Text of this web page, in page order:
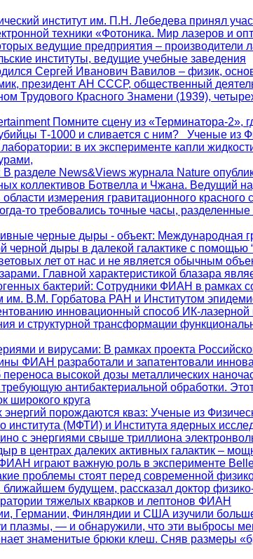
институт им. П.Н. Лебедева принял
техники «Фотоника. Мир лазеров и
ведущие предприятия – производители
институты, ведущие учебные заведения
Сергей Иванович Вавилов – физик,
президент АН СССР, общественный
Трудового Красного Знамени (1939),
Помните сцену из «Терминатора-2»,
Т-1000 и сливается с ним? Ученые из
в их эксперименте капли
В разделе News&Views журнала Nature
коллективов Ботвелла и Чжана. Ведущий
измерения гравитационного
то требовались точные часы,
черные дыры - объект: Международная
дыры в далекой галактике с помощью
лет от нас и не является обычным
Главной характеристикой блазара
бактерий: Сотрудники ФИАН в рамках
В.М. Горбатова РАН и Институтом
инновационный способ ИК-лазерной
и структурной трансформации
и вирусами: В рамках проекта
ФИАН разработали и запатентовали
высокой дозы металлических
антибактериальной обработки.
широкого круга
порождаются кваз: Ученые из
института (МФТИ) и Института ядерных
с энергиями свыше триллиона
в центрах далеких активных галактик –
играют важную роль в эксперименте
проблемы стоят перед современной
будущем, рассказал доктор
тяжелых кварков и лептонов ФИАН
Германии, Финляндии и США изучили
плазмы, — и обнаружили, что эти выбросы
знаменитые брюки клеш. Сняв размеры